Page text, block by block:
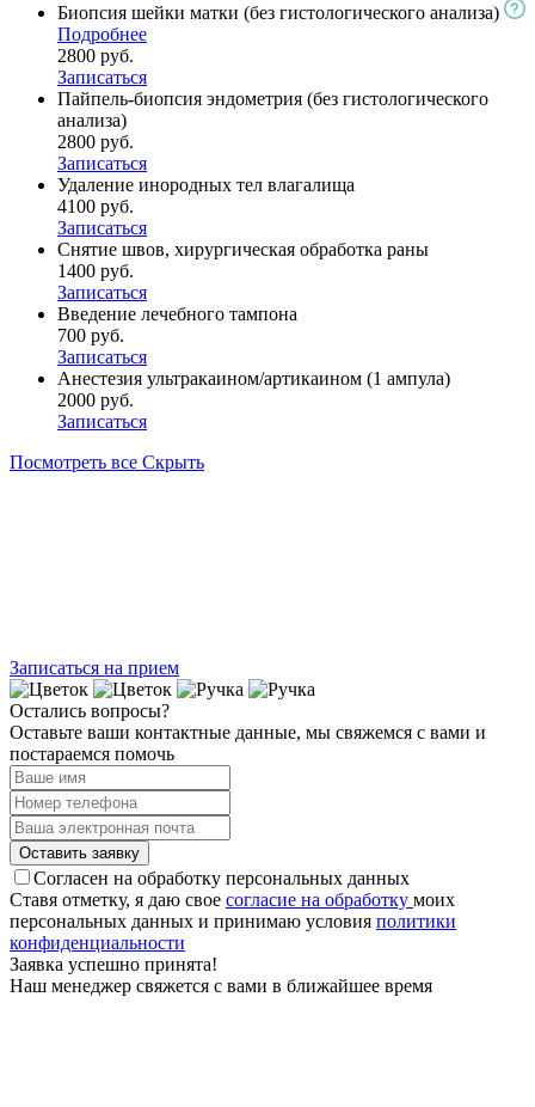
Биопсия шейки матки (без гистологического анализа)
Подробнее
2800 руб.
Записаться
Пайпель-биопсия эндометрия (без гистологического
анализа)
2800 руб.
Записаться
Удаление инородных тел влагалища
4100 руб.
Записаться
Снятие швов, хирургическая обработка раны
1400 руб.
Записаться
Введение лечебного тампона
700 руб.
Записаться
Анестезия ультракаином/артикаином (1 ампула)
2000 руб.
Записаться
Посмотреть все Скрыть
Записаться на прием
Остались вопросы?
Оставьте ваши контактные данные, мы свяжемся с вами и
постараемся помочь
Оставить заявку
Согласен на обработку персональных данных
Ставя отметку, я даю свое согласие на обработку моих
персональных данных и принимаю условия политики
конфиден­циальности
Заявка успешно принята!
Наш менеджер свяжется с вами в ближайшее время